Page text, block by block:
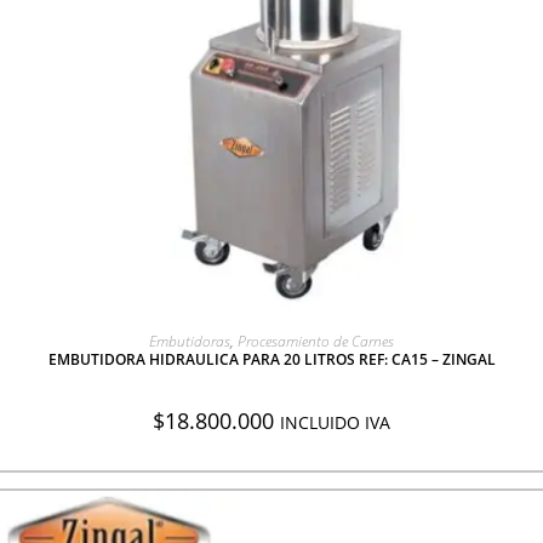
AGREGAR A COTIZACIÓN
Embutidoras, Procesamiento de Carnes
EMBUTIDORA HIDRAULICA PARA 20 LITROS REF: CA15 – ZINGAL
$18.800.000 INCLUIDO IVA